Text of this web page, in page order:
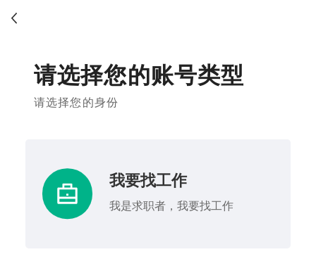
请选择您的账号类型
请选择您的身份
我要找工作
我是求职者，我要找工作